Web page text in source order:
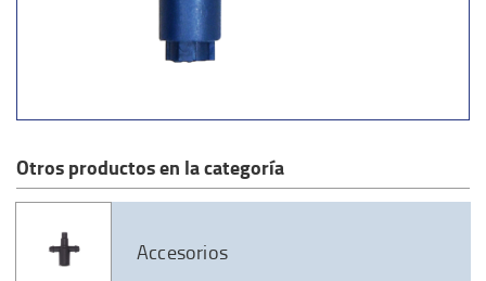
Otros productos en la categoría
Accesorios